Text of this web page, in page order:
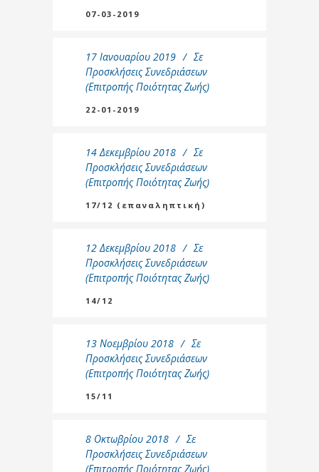
07-03-2019
17 Ιανουαρίου 2019
Σε
Προσκλήσεις Συνεδριάσεων
(Επιτροπής Ποιότητας Ζωής)
22-01-2019
14 Δεκεμβρίου 2018
Σε
Προσκλήσεις Συνεδριάσεων
(Επιτροπής Ποιότητας Ζωής)
17/12 (επαναληπτική)
12 Δεκεμβρίου 2018
Σε
Προσκλήσεις Συνεδριάσεων
(Επιτροπής Ποιότητας Ζωής)
14/12
13 Νοεμβρίου 2018
Σε
Προσκλήσεις Συνεδριάσεων
(Επιτροπής Ποιότητας Ζωής)
15/11
8 Οκτωβρίου 2018
Σε
Προσκλήσεις Συνεδριάσεων
(Επιτροπής Ποιότητας Ζωής)